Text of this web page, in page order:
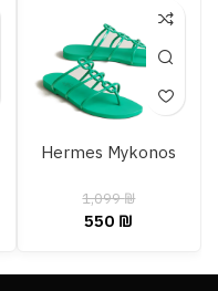
Hermes Mykonos
1,099₪
550 ₪